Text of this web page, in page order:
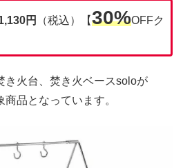
円 （税込）【30%OFFク
き火台、焚き火ベースsoloが
品となっています。